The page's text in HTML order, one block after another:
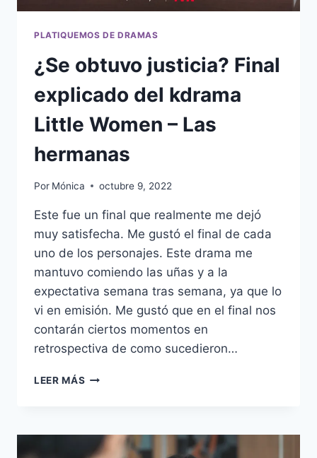
PLATIQUEMOS DE DRAMAS
¿Se obtuvo justicia? Final
explicado del kdrama
Little Women – Las
hermanas
Por Mónica octubre 9, 2022
Este fue un final que realmente me dejó
muy satisfecha. Me gustó el final de cada
uno de los personajes. Este drama me
mantuvo comiendo las uñas y a la
expectativa semana tras semana, ya que lo
vi en emisión. Me gustó que en el final nos
contarán ciertos momentos en
retrospectiva de como sucedieron…
LEER MÁS ¿SE
EXPLICADO
DEL